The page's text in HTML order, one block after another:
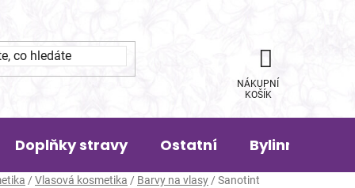
NÁKUPNÍ
KOŠÍK
Doplňky stravy Ostatní Bylinná
/ Vlasová kosmetika / Barvy na vlasy / Sanotint